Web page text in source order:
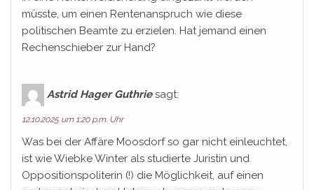
müsste, um einen Rentenanspruch wie diese
politischen Beamte zu erzielen. Hat jemand einen
Rechenschieber zur Hand?
Astrid Hager Guthrie sagt:
12.10.2025 um 1:20 p.m. Uhr
Was bei der Affäre Moosdorf so gar nicht einleuchtet,
ist wie Wiebke Winter als studierte Juristin und
Oppositionspoliterin (!) die Möglichkeit, auf einen